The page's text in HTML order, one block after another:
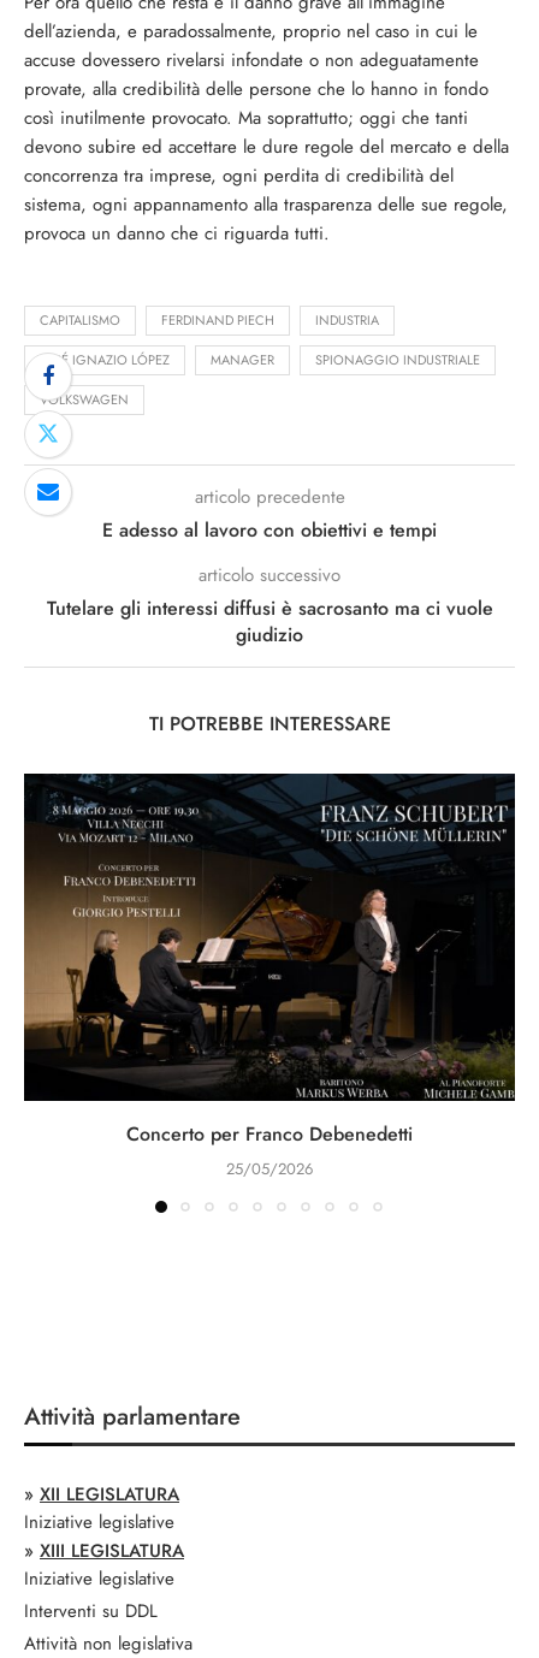
dell’azienda, e paradossalmente, proprio nel caso in cui le
accuse dovessero rivelarsi infondate o non adeguatamente
provate, alla credibilità delle persone che lo hanno in fondo
così inutilmente provocato. Ma soprattutto; oggi che tanti
devono subire ed accettare le dure regole del mercato e della
concorrenza tra imprese, ogni perdita di credibilità del
sistema, ogni appannamento alla trasparenza delle sue regole,
provoca un danno che ci riguarda tutti.
CAPITALISMO FERDINAND PIECH INDUSTRIA
JOSÉ IGNAZIO LÓPEZ MANAGER SPIONAGGIO INDUSTRIALE
VOLKSWAGEN
articolo precedente
E adesso al lavoro con obiettivi e tempi
articolo successivo
Tutelare gli interessi diffusi è sacrosanto ma ci vuole
giudizio
TI POTREBBE INTERESSARE
Concerto per Franco Debenedetti
25/05/2026
Attività parlamentare
» XII LEGISLATURA
Iniziative legislative
» XIII LEGISLATURA
Iniziative legislative
Interventi su DDL
Attività non legislativa